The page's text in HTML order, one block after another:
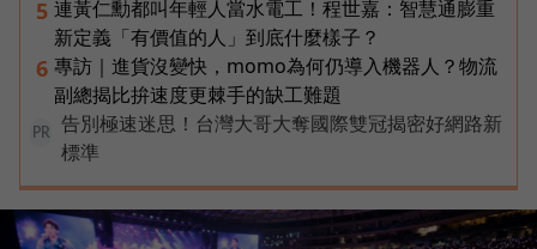
5 連黃仁勳都叫年輕人當水電工！程世嘉：智慧通膨重
新定義「有價值的人」到底什麼樣子？
6 專訪｜進貨沒變快，momo為何仍導入機器人？物流
副總揭比拚速度更棘手的缺工難題
PR
告別極速迷思！台灣大哥大奪國際雙冠揭密好網路新
標準